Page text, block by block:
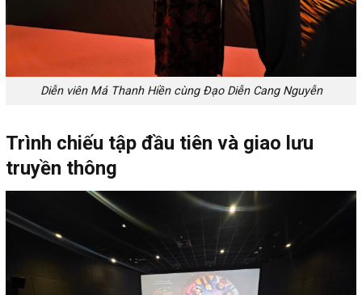
Diễn viên Má Thanh Hiền cùng Đạo Diễn Cang Nguyễn
Trình chiếu tập đầu tiên và giao lưu
truyền thông